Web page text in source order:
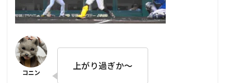
上がり過ぎか～